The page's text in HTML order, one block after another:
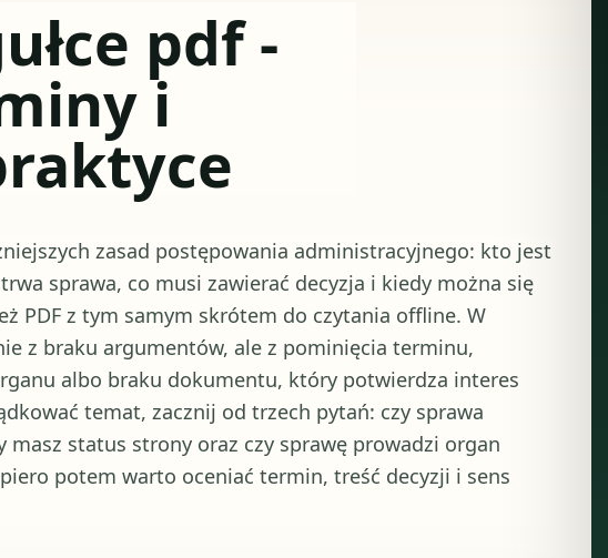
pdf -
i
zasad postępowania administracyjnego: kto jest
sprawa, co musi zawierać decyzja i kiedy można się
PDF z tym samym skrótem do czytania offline. W
z braku argumentów, ale z pominięcia terminu,
albo braku dokumentu, który potwierdza interes
temat, zacznij od trzech pytań: czy sprawa
masz status strony oraz czy sprawę prowadzi organ
potem warto oceniać termin, treść decyzji i sens